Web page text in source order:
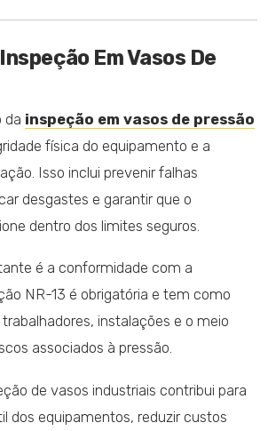
Em Vasos De
da inspeção em vasos de pressão
física do equipamento e a
Isso inclui prevenir falhas
desgastes e garantir que o
dentro dos limites seguros.
é a conformidade com a
NR-13 é obrigatória e tem como
instalações e o meio
associados à pressão.
de vasos industriais contribui para
dos equipamentos, reduzir custos